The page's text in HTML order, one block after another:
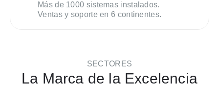
Más de 1000 sistemas instalados.
Ventas y soporte en 6 continentes.
SECTORES
La Marca de la Excelencia